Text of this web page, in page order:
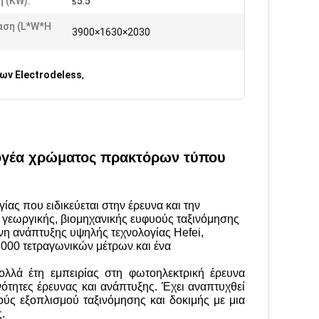
(L*W*H 3900×1630×2030
Electrodeless,
χρώματος πρακτόρων τύπου
που ειδικεύεται στην έρευνα και την
βιομηχανικής ευφυούς ταξινόμησης
ανάπτυξης υψηλής τεχνολογίας Hefei,
τετραγωνικών μέτρων και ένα
έτη εμπειρίας στη φωτοηλεκτρική έρευνα
έρευνας και ανάπτυξης. Έχει αναπτυχθεί
εξοπλισμού ταξινόμησης και δοκιμής με μια